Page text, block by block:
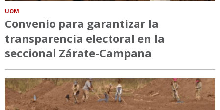
UOM
Convenio para garantizar la
transparencia electoral en la
seccional Zárate-Campana